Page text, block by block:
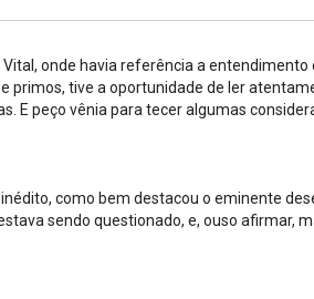
onde havia referência a
primos, tive a oportunidade de ler
E peço vênia para tecer algumas
como bem destacou o eminente
sendo questionado, e, ouso afirmar,